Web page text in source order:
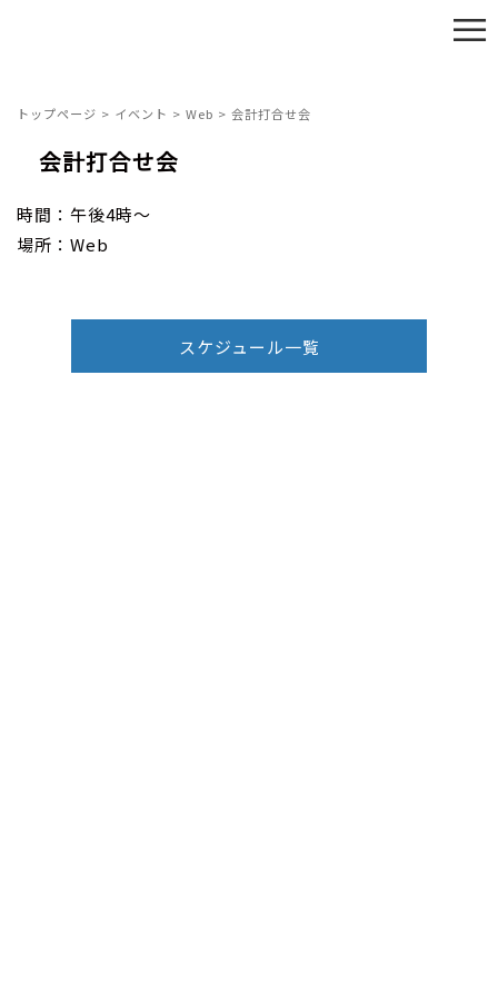
≡
トップページ > イベント > Web > 会計打合せ会
会計打合せ会
時間：午後4時～
場所：Web
スケジュール一覧